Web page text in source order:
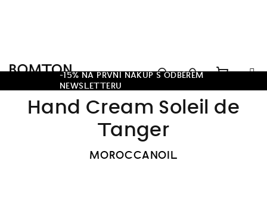
-15% NA PRVNÍ NÁKUP S ODBĚREM
NEWSLETTERU
Hledat
Přihlášení
Hand Cream Soleil de
Tanger
MOROCCANOIL